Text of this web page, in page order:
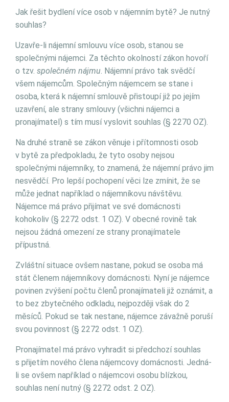
Jak řešit bydlení více osob v nájemním bytě? Je nutný
souhlas?
Uzavře-li nájemní smlouvu více osob, stanou se
společnými nájemci. Za těchto okolností zákon hovoří
o tzv. společném nájmu. Nájemní právo tak svědčí
všem nájemcům. Společným nájemcem se stane i
osoba, která k nájemní smlouvě přistoupí již po jejím
uzavření, ale strany smlouvy (všichni nájemci a
pronajímatel) s tím musí vyslovit souhlas (§ 2270 OZ).
Na druhé straně se zákon věnuje i přítomnosti osob
v bytě za předpokladu, že tyto osoby nejsou
společnými nájemníky, to znamená, že nájemní právo jim
nesvědčí. Pro lepší pochopení věci lze zmínit, že se
může jednat například o nájemníkovu návštěvu.
Nájemce má právo přijímat ve své domácnosti
kohokoliv (§ 2272 odst. 1 OZ). V obecné rovině tak
nejsou žádná omezení ze strany pronajímatele
přípustná.
Zvláštní situace ovšem nastane, pokud se osoba má
stát členem nájemníkovy domácnosti. Nyní je nájemce
povinen zvýšení počtu členů pronajímateli již oznámit, a
to bez zbytečného odkladu, nejpozději však do 2
měsíců. Pokud se tak nestane, nájemce závažně poruší
svou povinnost (§ 2272 odst. 1 OZ).
Pronajímatel má právo vyhradit si předchozí souhlas
s přijetím nového člena nájemcovy domácnosti. Jedná-
li se ovšem například o nájemcovi osobu blízkou,
souhlas není nutný (§ 2272 odst. 2 OZ).